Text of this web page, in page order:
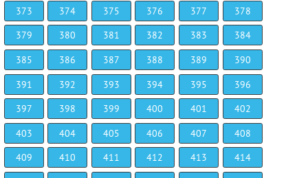
373
374 375 376 377
378
379
380 381 382 383
384
385
386 387 388 389
390
391
392 393 394 395
396
397
398 399 400 401
402
403
404 405 406 407
408
409
410 411 412 413
414